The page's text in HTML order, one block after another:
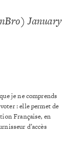
January
je ne comprends
: elle permet de
Française, en
d’accès